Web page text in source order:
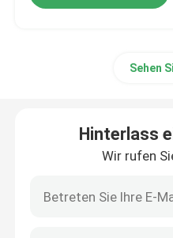
Gebrandmarkter Bote
Sehen
Hinterlass
Wir rufen